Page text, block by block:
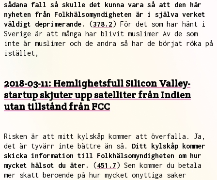
sådana fall så skulle det kunna vara så att den här
nyheten från Folkhälsomyndigheten är i själva verket
väldigt deprimerande.
(378.2) För det som har hänt i
Sverige är att många har blivit muslimer Av de som
inte är muslimer och de andra så har de börjat röka på
istället,
2018-03-11: Hemlighetsfull Silicon Valley-
startup skjuter upp satelliter från Indien
utan tillstånd från FCC
Risken är att mitt kylskåp kommer att överfalla. Ja,
det är tyvärr inte bättre än så. Ditt kylskåp kommer
skicka information till Folkhälsomyndigheten om hur
mycket hälsot du äter.
(451.7) Sen kommer du betala
mer skatt beroende på hur mycket onyttiga saker